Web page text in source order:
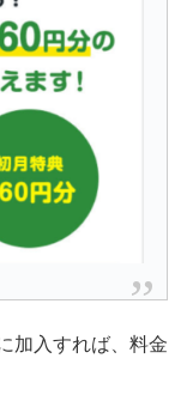
加入すれば、料金